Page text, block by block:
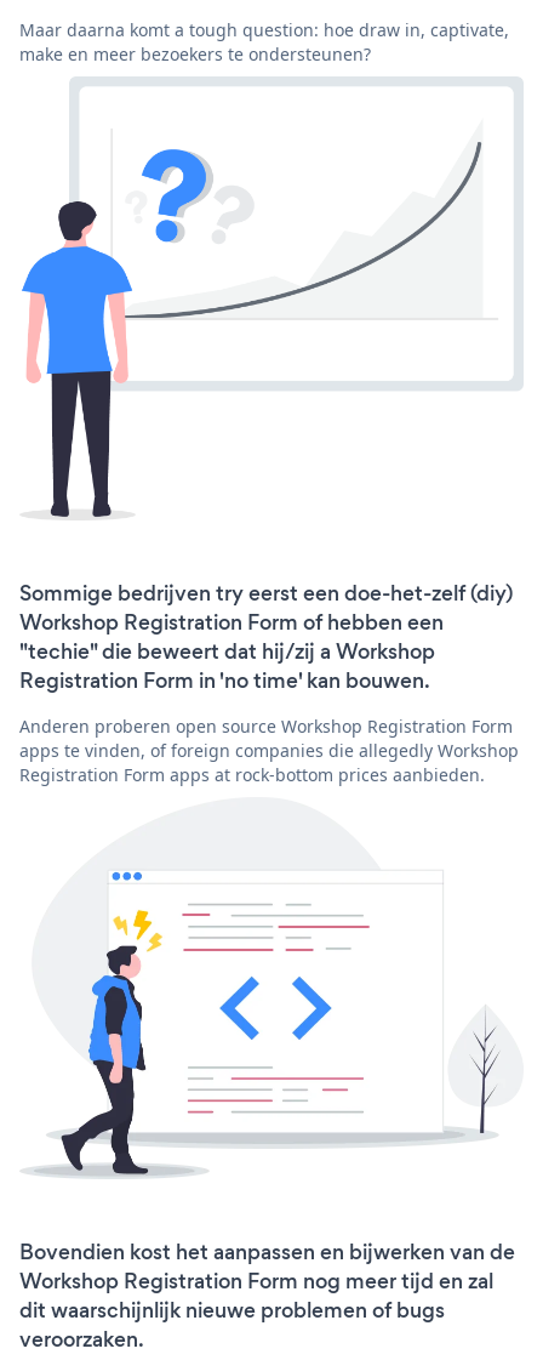
Maar daarna komt a tough question: hoe draw in, captivate,
make en meer bezoekers te ondersteunen?
Sommige bedrijven try eerst een doe-het-zelf (diy)
Workshop Registration Form of hebben een
"techie" die beweert dat hij/zij a Workshop
Registration Form in 'no time' kan bouwen.
Anderen proberen open source Workshop Registration Form
apps te vinden, of foreign companies die allegedly Workshop
Registration Form apps at rock-bottom prices aanbieden.
Bovendien kost het aanpassen en bijwerken van de
Workshop Registration Form nog meer tijd en zal
dit waarschijnlijk nieuwe problemen of bugs
veroorzaken.